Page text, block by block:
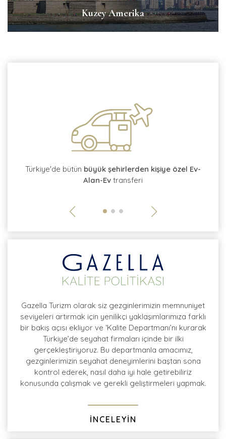
Kuzey Amerika
Türkiye'de bütün büyük şehirlerden kişiye özel Ev-
Alan-Ev transferi
Gazella Turizm olarak siz gezginlerimizin memnuniyet
seviyeleri artırmak için yenilikçi yaklaşımlarımıza farklı
bir bakış açısı ekliyor ve ‘Kalite Departmanı’nı kurarak
Türkiye’de seyahat firmaları içinde bir ilki
gerçekleştiriyoruz. Bu departmanla amacımız,
gezginlerimizin seyahat deneyimlerini baştan sona
kontrol ederek, nasıl daha iyi hale getirebiliriz
konusunda çalışmak ve gerekli geliştirmeleri yapmak.
İNCELEYİN